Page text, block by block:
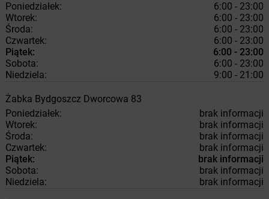
Poniedziałek:
6:00 - 23:00
Wtorek:
6:00 - 23:00
Środa:
6:00 - 23:00
Czwartek:
6:00 - 23:00
Piątek:
6:00 - 23:00
Sobota:
6:00 - 23:00
Niedziela:
9:00 - 21:00
Żabka Bydgoszcz Dworcowa 83
Poniedziałek:
brak informacji
Wtorek:
brak informacji
Środa:
brak informacji
Czwartek:
brak informacji
Piątek:
brak informacji
Sobota:
brak informacji
Niedziela:
brak informacji